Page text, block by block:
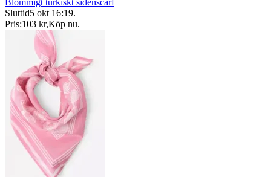
Blommigt turkiskt sidenscarf
Sluttid5 okt 16:19.
Pris:103 kr,Köp nu.